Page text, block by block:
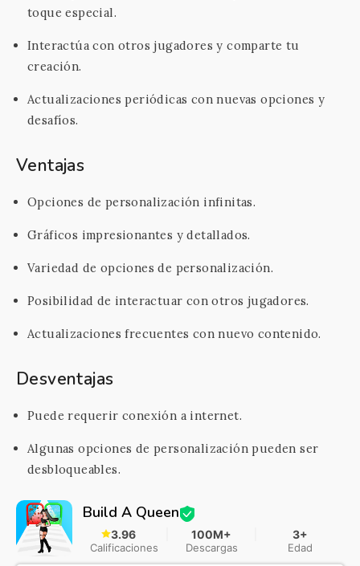
toque especial.
Interactúa con otros jugadores y comparte tu
creación.
Actualizaciones periódicas con nuevas opciones y
desafíos.
Ventajas
Opciones de personalización infinitas.
Gráficos impresionantes y detallados.
Variedad de opciones de personalización.
Posibilidad de interactuar con otros jugadores.
Actualizaciones frecuentes con nuevo contenido.
Desventajas
Puede requerir conexión a internet.
Algunas opciones de personalización pueden ser
desbloqueables.
Build A Queen
3.96
Calificaciones
100M+
Descargas
3+
Edad